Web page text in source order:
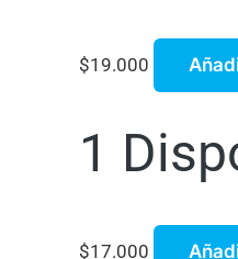
$19.000
1
$17.000